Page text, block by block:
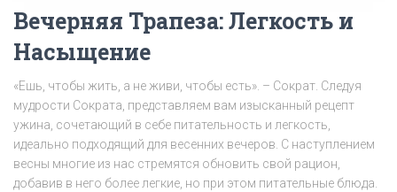
Вечерняя Трапеза: Легкость и
Насыщение
«Ешь, чтобы жить, а не живи, чтобы есть». – Сократ. Следуя
мудрости Сократа, представляем вам изысканный рецепт
ужина, сочетающий в себе питательность и легкость,
идеально подходящий для весенних вечеров. С наступлением
весны многие из нас стремятся обновить свой рацион,
добавив в него более легкие, но при этом питательные блюда.